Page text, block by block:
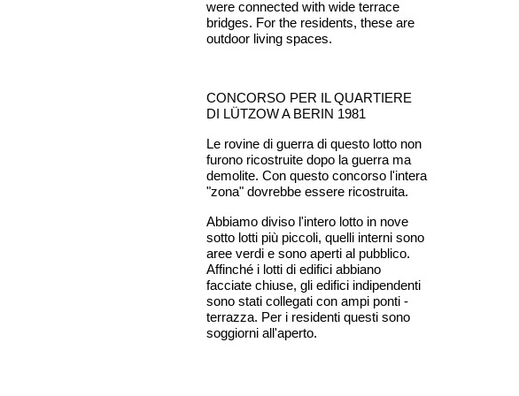
were connected with wide terrace
bridges. For the residents, these are
outdoor living spaces.
CONCORSO PER IL QUARTIERE
DI LÜTZOW A BERIN 1981
Le rovine di guerra di questo lotto non
furono ricostruite dopo la guerra ma
demolite. Con questo concorso l'intera
"zona" dovrebbe essere ricostruita.
Abbiamo diviso l'intero lotto in nove
sotto lotti più piccoli, quelli interni sono
aree verdi e sono aperti al pubblico.
Affinché i lotti di edifici abbiano
facciate chiuse, gli edifici indipendenti
sono stati collegati con ampi ponti -
terrazza. Per i residenti questi sono
soggiorni all'aperto.